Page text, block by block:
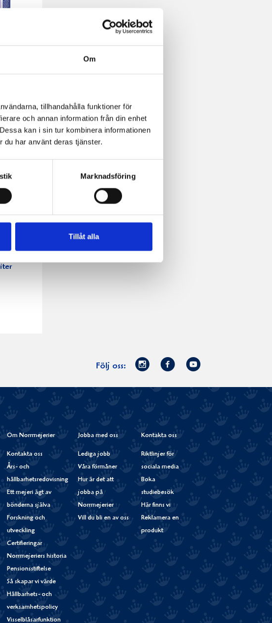
Om
tillhandahålla funktioner för
och annan information från din enhet
kan i sin tur kombinera informationen
du har använt deras tjänster.
Marknadsföring
Tillåt alla
Följ oss:
Norrmejerier
Instagram
Facebook
Youtube
Om Norrmejerier
Kontakta oss
Års- och
hållbarhetsredovisning
Ett mejeri ägt av
bönderna själva
Forskning och
utveckling
Certifieringar
Norrmejeriers historia
Pensionsstiftelse
Så skapar vi värde
Hållbarhets- och
verksamhetspolicy
Visselblåsarfunktion
Jobba med oss
Lediga jobb
Våra förmåner
Hur är det att
jobba på
Norrmejerier
Vill du bli en av oss
Kontakta oss
Riktlinjer för
sociala media
Boka
studiebesök
Här finns vi
Reklamera en
produkt